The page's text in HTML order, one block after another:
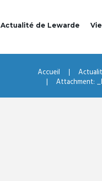
Actualité de Lewarde
Accueil
Attachment: